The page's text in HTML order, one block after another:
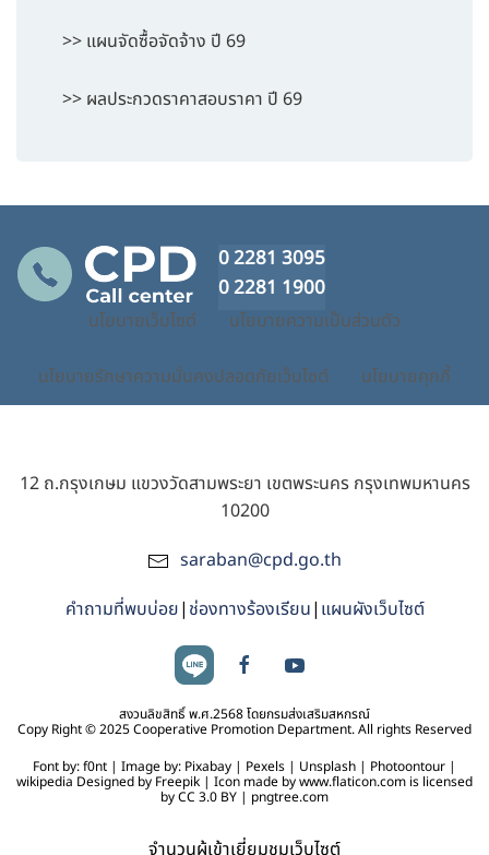
>> แผนจัดซื้อจัดจ้าง ปี 69
>> ผลประกวดราคาสอบราคา ปี 69
0 2281 3095
0 2281 1900
นโยบายเว็บไซต์ นโยบายความเป็นส่วนตัว
นโยบายรักษาความมั่นคงปลอดภัยเว็บไซต์ นโยบายคุกกี้
12 ถ.กรุงเกษม แขวงวัดสามพระยา เขตพระนคร กรุงเทพมหานคร
10200
saraban@cpd.go.th
คำถามที่พบบ่อย| ช่องทางร้องเรียน| แผนผังเว็บไซต์
สงวนลิขสิทธิ์ พ.ศ.2568 โดยกรมส่งเสริมสหกรณ์
Copy Right © 2025 Cooperative Promotion Department. All rights Reserved
Font by: f0nt | Image by: Pixabay | Pexels | Unsplash | Photoontour |
wikipedia Designed by Freepik | Icon made by www.flaticon.com is licensed
by CC 3.0 BY | pngtree.com
จำนวนผู้เข้าเยี่ยมชมเว็บไซต์